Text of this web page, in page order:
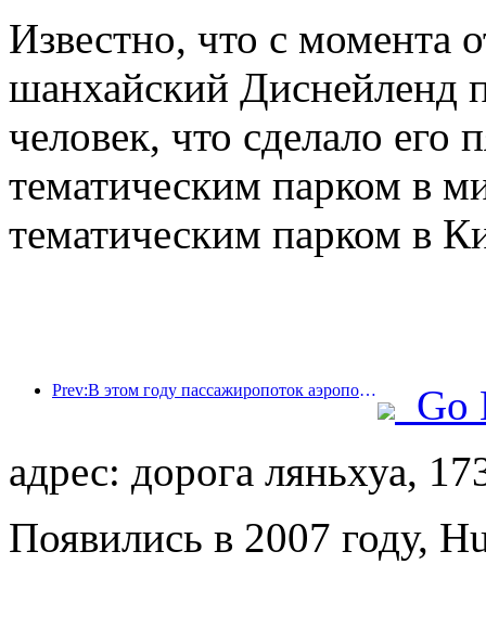
Известно, что с момента
шанхайский Диснейленд
человек, что сделало
тематическим парком в
тематическим парком в
Prev:В этом году пассажиропоток аэропорта Шэньчжэня превысил 3 миллиона человек, установив новый рекорд за аналогичный период.
Go
адрес: дорога ляньхуа,
Появились в 2007 году,